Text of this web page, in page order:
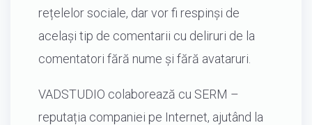
rețelelor sociale, dar vor fi respinși de
același tip de comentarii cu deliruri de la
comentatori fără nume și fără avataruri.
VADSTUDIO colaborează cu SERM –
reputația companiei pe Internet, ajutând la